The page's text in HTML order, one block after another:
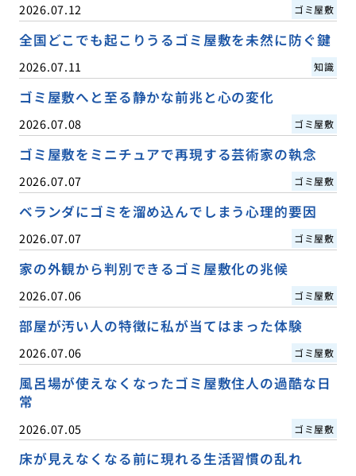
2026.07.12 ゴミ屋敷
全国どこでも起こりうるゴミ屋敷を未然に防ぐ鍵
2026.07.11 知識
ゴミ屋敷へと至る静かな前兆と心の変化
2026.07.08 ゴミ屋敷
ゴミ屋敷をミニチュアで再現する芸術家の執念
2026.07.07 ゴミ屋敷
ベランダにゴミを溜め込んでしまう心理的要因
2026.07.07 ゴミ屋敷
家の外観から判別できるゴミ屋敷化の兆候
2026.07.06 ゴミ屋敷
部屋が汚い人の特徴に私が当てはまった体験
2026.07.06 ゴミ屋敷
風呂場が使えなくなったゴミ屋敷住人の過酷な日
常
2026.07.05 ゴミ屋敷
床が見えなくなる前に現れる生活習慣の乱れ